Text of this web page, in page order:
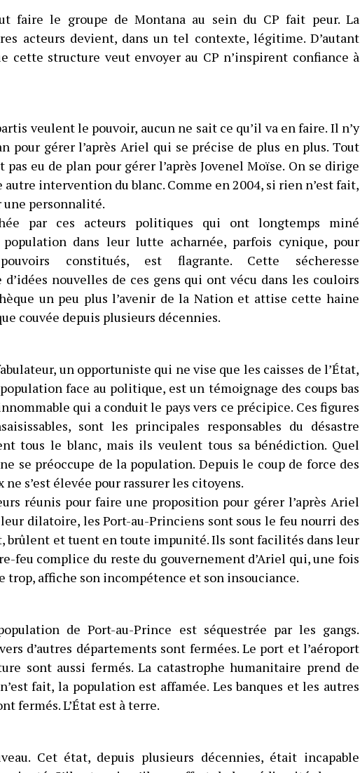
faire le groupe de Montana au sein du CP fait peur. La
acteurs devient, dans un tel contexte, légitime. D’autant
cette structure veut envoyer au CP n’inspirent confiance à
veulent le pouvoir, aucun ne sait ce qu’il va en faire. Il n’y
pour gérer l’après Ariel qui se précise de plus en plus. Tout
pas eu de plan pour gérer l’après Jovenel Moïse. On se dirige
intervention du blanc. Comme en 2004, si rien n’est fait,
personnalité.
par ces acteurs politiques qui ont longtemps miné
dans leur lutte acharnée, parfois cynique, pour
constitués, est flagrante. Cette sécheresse
nouvelles de ces gens qui ont vécu dans les couloirs
un peu plus l’avenir de la Nation et attise cette haine
couvée depuis plusieurs décennies.
un opportuniste qui ne vise que les caisses de l’État,
face au politique, est un témoignage des coups bas
qui a conduit le pays vers ce précipice. Ces figures
sont les principales responsables du désastre
tous le blanc, mais ils veulent tous sa bénédiction. Quel
se préoccupe de la population. Depuis le coup de force des
ne s’est élevée pour rassurer les citoyens.
réunis pour faire une proposition pour gérer l’après Ariel
dilatoire, les Port-au-Princiens sont sous le feu nourri des
brûlent et tuent en toute impunité. Ils sont facilités dans leur
feu complice du reste du gouvernement d’Ariel qui, une fois
trop, affiche son incompétence et son insouciance.
de Port-au-Prince est séquestrée par les gangs.
d’autres départements sont fermées. Le port et l’aéroport
sont aussi fermés. La catastrophe humanitaire prend de
fait, la population est affamée. Les banques et les autres
fermés. L’État est à terre.
Cet état, depuis plusieurs décennies, était incapable